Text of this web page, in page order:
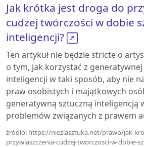
Jak krótka jest droga do
cudzej twórczości w dobie
inteligencji?
Ten artykuł nie będzie stricte o
o tym, jak korzystać z
inteligencji w taki sposób, aby nie
praw osobistych i majątkowych
generatywną sztuczną inteligencją
problemów związanych z prawem
źródło: https://niezlasztuka.net/prawo/jak-
przywlaszczenia-cudzej-tworczosci-w-dobie-